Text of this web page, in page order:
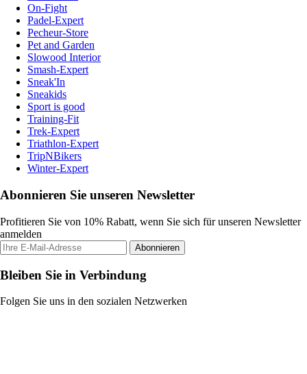
On-Fight
Padel-Expert
Pecheur-Store
Pet and Garden
Slowood Interior
Smash-Expert
Sneak'In
Sneakids
Sport is good
Training-Fit
Trek-Expert
Triathlon-Expert
TripNBikers
Winter-Expert
Abonnieren Sie unseren Newsletter
Profitieren Sie von 10% Rabatt, wenn Sie sich für unseren Newsletter
anmelden
Abonnieren
Bleiben Sie in Verbindung
Folgen Sie uns in den sozialen Netzwerken